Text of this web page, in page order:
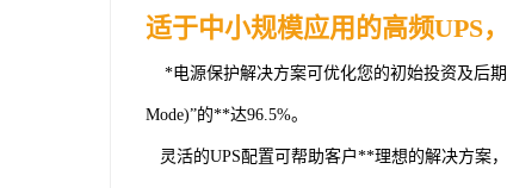
适于中小规模应用的高频UPS
*电源保护解决方案可优化您的初始投资及后期
Mode)”的**达96.5%。
灵活的UPS配置可帮助客户**理想的解决方案